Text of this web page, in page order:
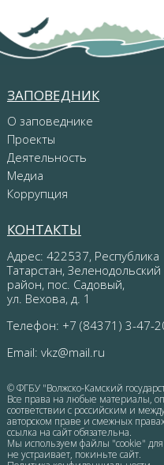
ЗАПОВЕДНИК
О заповеднике
Проекты
Деятельность
Медиа
Коррупция
КОНТАКТЫ
Адрес: 422537, Республика
Татарстан, Зеленодольский
район, пос. Садовый,
ул. Вехова, д. 1
Телефон: +7 (84371) 3-47-
Email: vkz@mail.ru
© ФГБУ "Волжско-Камский
Все права на любые материалы,
соответствии с российским и
авторском праве и смежных
ссылка на сайт обязательна.
Мы используем файлы "cookie"
не устраивает, покиньте сайт.